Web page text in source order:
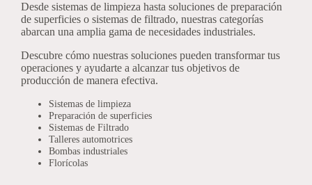
Desde sistemas de limpieza hasta soluciones de preparación
de superficies o sistemas de filtrado, nuestras categorías
abarcan una amplia gama de necesidades industriales.
Descubre cómo nuestras soluciones pueden transformar tus
operaciones y ayudarte a alcanzar tus objetivos de
producción de manera efectiva.
Sistemas de limpieza
Preparación de superficies
Sistemas de Filtrado
Talleres automotrices
Bombas industriales
Florícolas